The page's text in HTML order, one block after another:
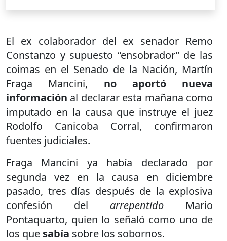
El ex colaborador del ex senador Remo
Constanzo y supuesto “ensobrador” de las
coimas en el Senado de la Nación, Martín
Fraga Mancini, no aportó nueva
información al declarar esta mañana como
imputado en la causa que instruye el juez
Rodolfo Canicoba Corral, confirmaron
fuentes judiciales.
Fraga Mancini ya había declarado por
segunda vez en la causa en diciembre
pasado, tres días después de la explosiva
confesión del arrepentido Mario
Pontaquarto, quien lo señaló como uno de
los que sabía sobre los sobornos.